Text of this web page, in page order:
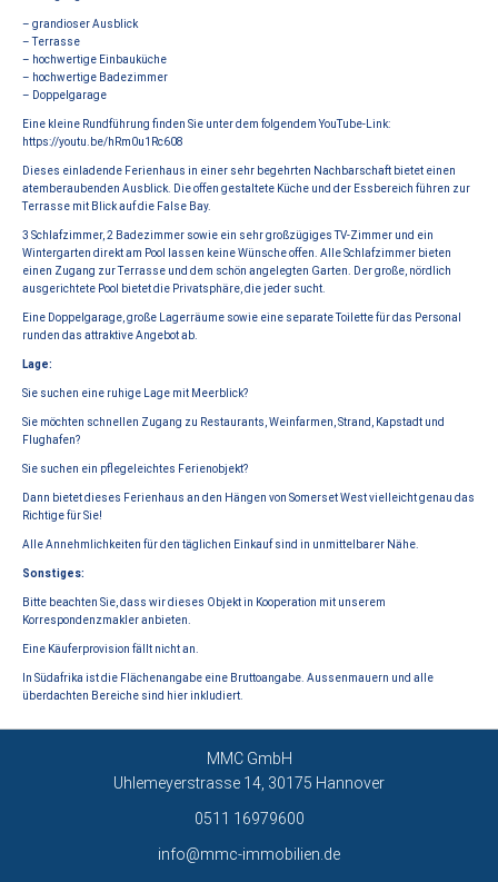
– grandioser Ausblick
– Terrasse
– hochwertige Einbauküche
– hochwertige Badezimmer
– Doppelgarage
Eine kleine Rundführung finden Sie unter dem folgendem YouTube-Link:
https://youtu.be/hRm0u1Rc608
Dieses einladende Ferienhaus in einer sehr begehrten Nachbarschaft bietet einen
atemberaubenden Ausblick. Die offen gestaltete Küche und der Essbereich führen zur
Terrasse mit Blick auf die False Bay.
3 Schlafzimmer, 2 Badezimmer sowie ein sehr großzügiges TV-Zimmer und ein
Wintergarten direkt am Pool lassen keine Wünsche offen. Alle Schlafzimmer bieten
einen Zugang zur Terrasse und dem schön angelegten Garten. Der große, nördlich
ausgerichtete Pool bietet die Privatsphäre, die jeder sucht.
Eine Doppelgarage, große Lagerräume sowie eine separate Toilette für das Personal
runden das attraktive Angebot ab.
Lage:
Sie suchen eine ruhige Lage mit Meerblick?
Sie möchten schnellen Zugang zu Restaurants, Weinfarmen, Strand, Kapstadt und
Flughafen?
Sie suchen ein pflegeleichtes Ferienobjekt?
Dann bietet dieses Ferienhaus an den Hängen von Somerset West vielleicht genau das
Richtige für Sie!
Alle Annehmlichkeiten für den täglichen Einkauf sind in unmittelbarer Nähe.
Sonstiges:
Bitte beachten Sie, dass wir dieses Objekt in Kooperation mit unserem
Korrespondenzmakler anbieten.
Eine Käuferprovision fällt nicht an.
In Südafrika ist die Flächenangabe eine Bruttoangabe. Aussenmauern und alle
überdachten Bereiche sind hier inkludiert.
MMC GmbH
Uhlemeyerstrasse 14, 30175 Hannover
0511 16979600
info@mmc-immobilien.de